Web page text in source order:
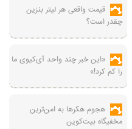
قیمت واقعی هر لیتر بنزین
چقدر است؟
«این خبر چند واحد آی‌کیوی ما
را کم کرد!»
هجوم هکرها به امن‌ترین
مخفیگاه بیت‌کوین